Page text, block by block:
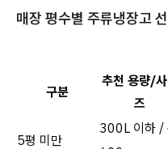
매장 평수별 주류냉장고
구분
추천 용량/
즈
5평 미만
300L 이하 /